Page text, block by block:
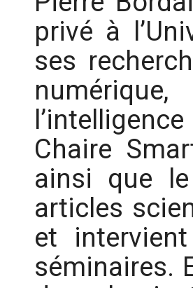
privé à
ses
Chaire
ainsi que
articles
et
séminaires.